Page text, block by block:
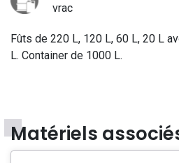
vrac
Fûts de 220 L, 120 L, 60 L, 20 L
L. Container de 1000 L.
Matériels